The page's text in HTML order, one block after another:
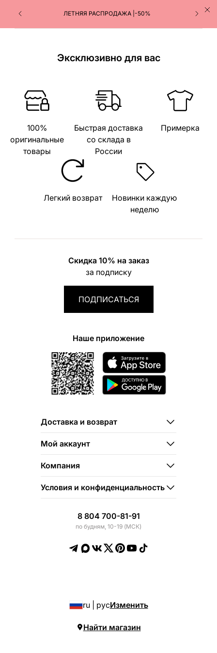
ЛЕТНЯЯ РАСПРОДАЖА |-50%
Эксклюзивно для вас
100%
оригинальные
товары
Быстрая доставка
со склада в
России
Примерка
Легкий возврат
Новинки каждую
неделю
Скидка 10% на заказ
за подписку
ПОДПИСАТЬСЯ
Наше приложение
Доставка и возврат
Мой аккаунт
Компания
Условия и конфиденциальность
8 804 700-81-91
по будням, 10-19 (МСК)
ru | русИзменить
Найти магазин